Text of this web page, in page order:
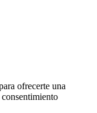
ofrecerte una